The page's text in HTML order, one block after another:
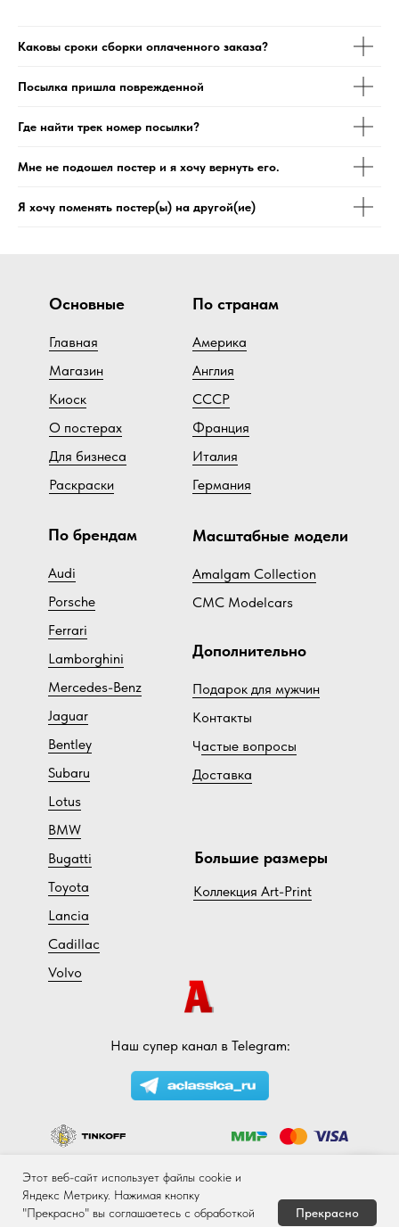
Этот веб-сайт использует файлы cookie и
Яндекс Метрику. Нажимая кнопку
"Прекрасно" вы соглашаетесь с обработкой
Прекрасно
Каковы сроки сборки оплаченного заказа?
Посылка пришла поврежденной
Где найти трек номер посылки?
Мне не подошел постер и я хочу вернуть его.
Я хочу поменять постер(ы) на другой(ие)
Основные
© Аклассика – перепечатка любых
материалов сайта допускается с
разрешения правообладателей.
Наш супер канал в Telegram:
Главная
Магазин
Киоск
О постерах
Для бизнеса
Раскраски
По брендам
Audi
Porsche
Ferrari
Lamborghini
Mercedes-Benz
Jaguar
Bentley
Subaru
Lotus
BMW
Bugatti
Toyota
Lancia
Cadillac
Volvo
По странам
Америка
Англия
СССР
Франция
Италия
Германия
Масштабные модели
Amalgam Collection
CMC Modelcars
Дополнительно
Подарок для мужчин
Контакты
Частые вопросы
Доставка
Большие размеры
Коллекция Art-Print